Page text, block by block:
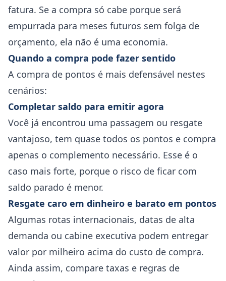
fatura. Se a compra só cabe porque será
empurrada para meses futuros sem folga de
orçamento, ela não é uma economia.
Quando a compra pode fazer sentido
A compra de pontos é mais defensável nestes
cenários:
Completar saldo para emitir agora
Você já encontrou uma passagem ou resgate
vantajoso, tem quase todos os pontos e compra
apenas o complemento necessário. Esse é o
caso mais forte, porque o risco de ficar com
saldo parado é menor.
Resgate caro em dinheiro e barato em pontos
Algumas rotas internacionais, datas de alta
demanda ou cabine executiva podem entregar
valor por milheiro acima do custo de compra.
Ainda assim, compare taxas e regras de